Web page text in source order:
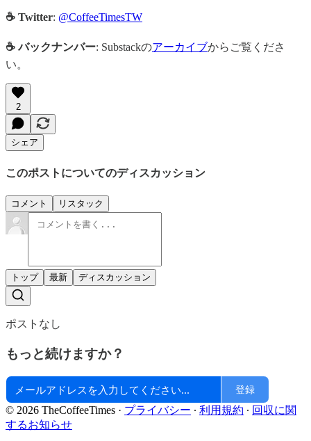
☕ Twitter: @CoffeeTimesTW
☕ バックナンバー: Substackのアーカイブからご覧くださ
い。
2
シェア
このポストについてのディスカッション
コメント リスタック
トップ 最新 ディスカッション
ポストなし
もっと続けますか？
登録
© 2026 TheCoffeeTimes · プライバシー ∙ 利用規約 ∙ 回収に関
するお知らせ